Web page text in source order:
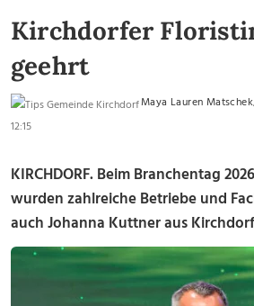
Kirchdorfer
geehrt
Maya Lauren Matschek
12:15
KIRCHDORF. Beim Branchentag
wurden zahlreiche Betriebe und
auch Johanna Kuttner aus